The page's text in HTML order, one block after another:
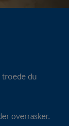
troede du
overrasker.